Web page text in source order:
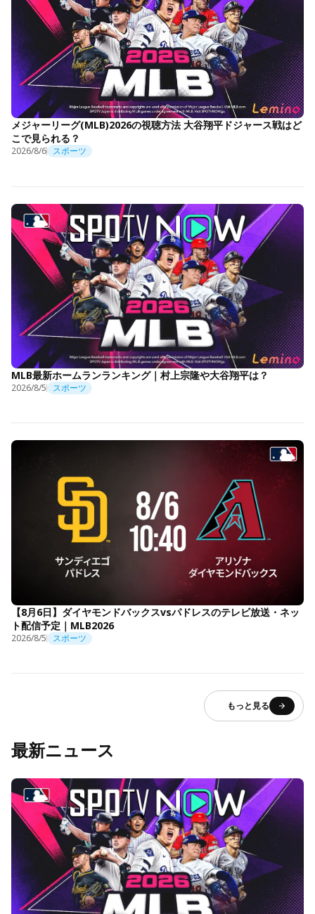
メジャーリーグ(MLB)2026の視聴方法 大谷翔平ドジャース戦はど
こで見られる？
2026/8/6 スポーツ
MLB最新ホームランランキング｜村上宗隆や大谷翔平は？
2026/8/5 スポーツ
【8月6日】ダイヤモンドバックスvsパドレスのテレビ放送・ネッ
ト配信予定｜MLB2026
2026/8/5 スポーツ
もっと見る
最新ニュース